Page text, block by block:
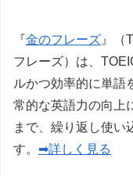
『金のフレーズ』（
フレーズ）は、
ルかつ効率的に単語
常的な英語力の向上
まで、繰り返し使い
す。 ➡詳しく見る